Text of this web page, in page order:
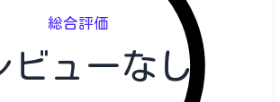
総合評価
ビューなし